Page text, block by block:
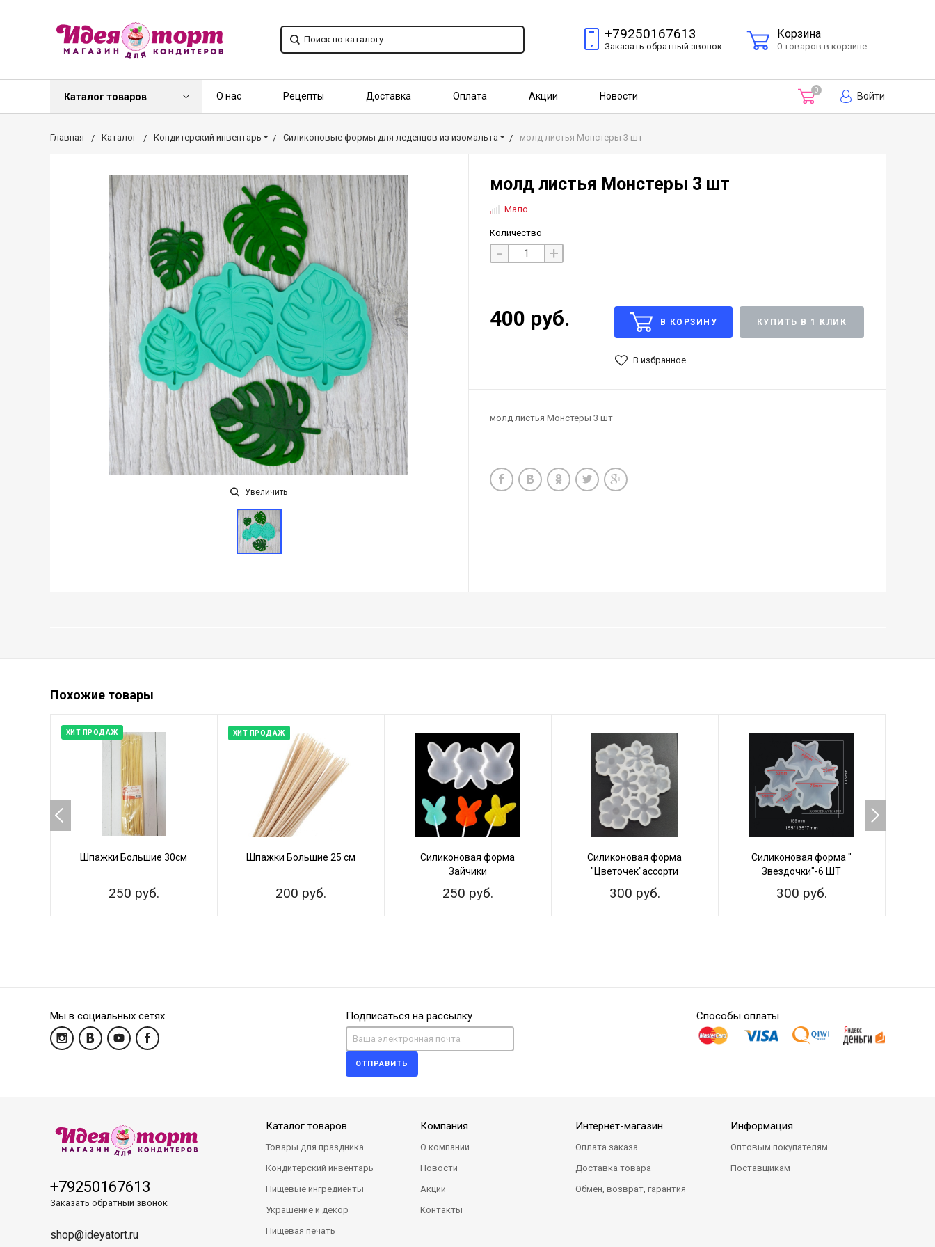
+79250167613
Заказать обратный звонок
Корзина
0 товаров в корзине
Каталог товаров О нас Рецепты Доставка Оплата Акции Новости
0 Войти
Главная Каталог Кондитерский инвентарь Силиконовые формы для леденцов из изомальта молд листья Монстеры 3 шт
Увеличить
молд листья Монстеры 3 шт
Мало
Количество
- +
400 руб. В КОРЗИНУ КУПИТЬ В 1 КЛИК
В избранное
молд листья Монстеры 3 шт
Похожие товары
ХИТ ПРОДАЖ
Шпажки Большие 30см
250 руб.
ХИТ ПРОДАЖ
Шпажки Большие 25 см
200 руб.
Силиконовая форма
Зайчики
250 руб.
Силиконовая форма
"Цветочек"ассорти
300 руб.
Силиконовая форма "
Звездочки"-6 ШТ
300 руб.
Мы в социальных сетях Подписаться на рассылку
ОТПРАВИТЬ
Способы оплаты
+79250167613
Заказать обратный звонок
shop@ideyatort.ru
Каталог товаров
Товары для праздника
Кондитерский инвентарь
Пищевые ингредиенты
Украшение и декор
Пищевая печать
Компания
О компании
Новости
Акции
Контакты
Интернет-магазин
Оплата заказа
Доставка товара
Обмен, возврат, гарантия
Информация
Оптовым покупателям
Поставщикам